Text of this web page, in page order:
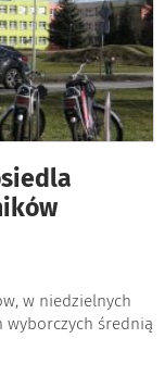
w niedzielnych
wyborczych średnią